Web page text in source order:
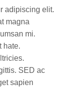
adipiscing elit.
magna
mi.
hate.
SED ac
sapien